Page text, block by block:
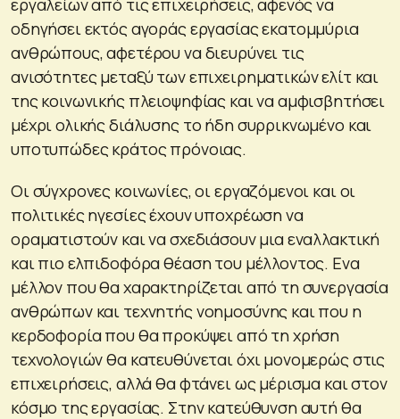
οδηγήσει εκτός αγοράς εργασίας εκατομμύρια
ανθρώπους, αφετέρου να διευρύνει τις
ανισότητες μεταξύ των επιχειρηματικών ελίτ και
της κοινωνικής πλειοψηφίας και να αμφισβητήσει
μέχρι ολικής διάλυσης το ήδη συρρικνωμένο και
υποτυπώδες κράτος πρόνοιας.
Οι σύγχρονες κοινωνίες, οι εργαζόμενοι και οι
πολιτικές ηγεσίες έχουν υποχρέωση να
οραματιστούν και να σχεδιάσουν μια εναλλακτική
και πιο ελπιδοφόρα θέαση του μέλλοντος. Ενα
μέλλον που θα χαρακτηρίζεται από τη συνεργασία
ανθρώπων και τεχνητής νοημοσύνης και που η
κερδοφορία που θα προκύψει από τη χρήση
τεχνολογιών θα κατευθύνεται όχι μονομερώς στις
επιχειρήσεις, αλλά θα φτάνει ως μέρισμα και στον
κόσμο της εργασίας. Στην κατεύθυνση αυτή θα